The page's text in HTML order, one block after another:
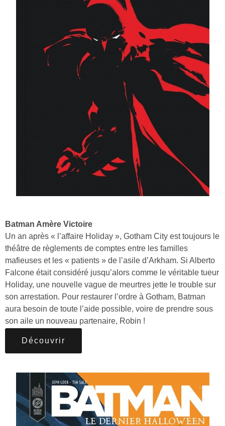
Batman Amère Victoire
Un an après « l’affaire Holiday », Gotham City est toujours le
théâtre de règlements de comptes entre les familles
mafieuses et les « patients » de l’asile d’Arkham. Si Alberto
Falcone était considéré jusqu’alors comme le véritable tueur
Holiday, une nouvelle vague de meurtres jette le trouble sur
son arrestation. Pour restaurer l’ordre à Gotham, Batman
aura besoin de toute l’aide possible, voire de prendre sous
son aile un nouveau partenaire, Robin !
Découvrir